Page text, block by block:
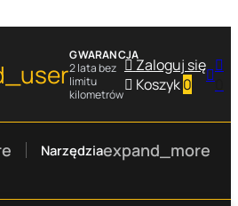
GWARANCJA
2 lata bez
limitu
kilometrów
Zaloguj się
 Koszyk0 
0
Narzędziaexpand_more